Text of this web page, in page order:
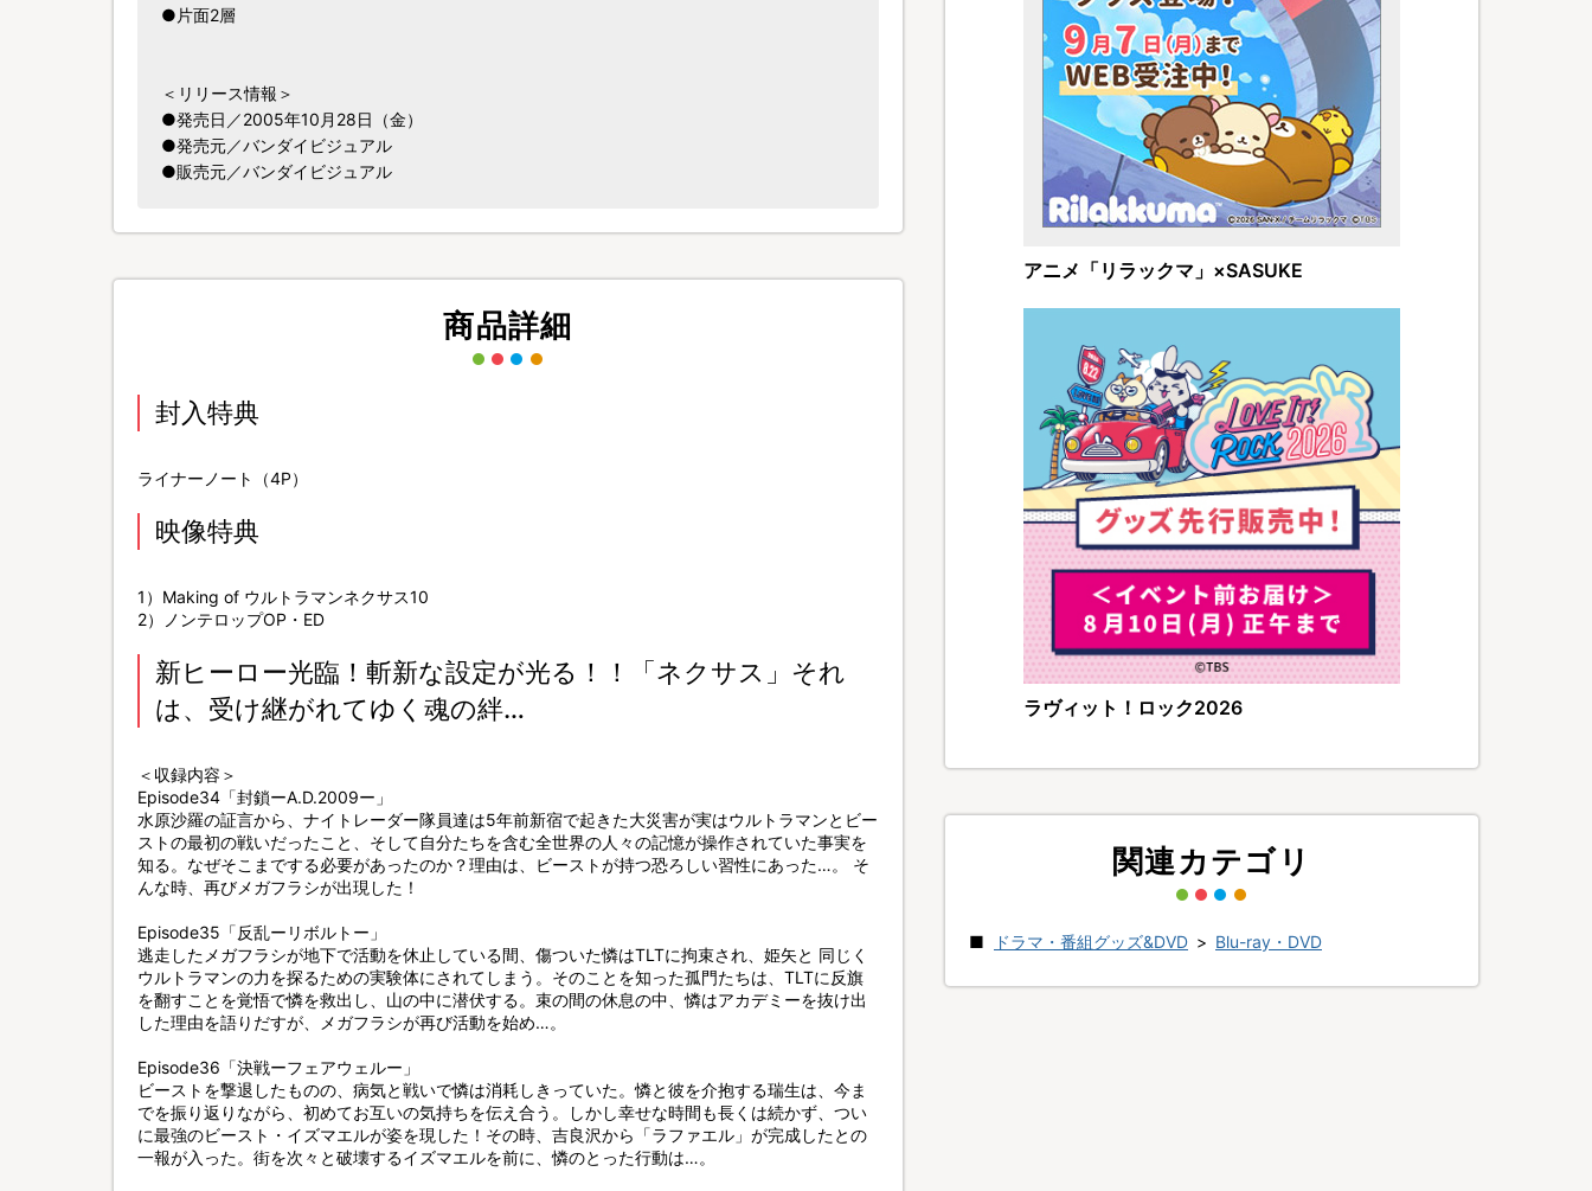
●片面2層
＜リリース情報＞
●発売日／2005年10月28日（金）
●発売元／バンダイビジュアル
●販売元／バンダイビジュアル
商品詳細
封入特典
ライナーノート（4P）
映像特典
1）Making of ウルトラマンネクサス10
2）ノンテロップOP・ED
新ヒーロー光臨！斬新な設定が光る！！「ネクサス」それ
は、受け継がれてゆく魂の絆…
＜収録内容＞
Episode34「封鎖ーA.D.2009ー」
水原沙羅の証言から、ナイトレーダー隊員達は5年前新宿で起きた大災害が実はウルトラマンとビー
ストの最初の戦いだったこと、そして自分たちを含む全世界の人々の記憶が操作されていた事実を
知る。なぜそこまでする必要があったのか？理由は、ビーストが持つ恐ろしい習性にあった…。 そ
んな時、再びメガフラシが出現した！
Episode35「反乱ーリボルトー」
逃走したメガフラシが地下で活動を休止している間、傷ついた憐はTLTに拘束され、姫矢と 同じく
ウルトラマンの力を探るための実験体にされてしまう。そのことを知った孤門たちは、TLTに反旗
を翻すことを覚悟で憐を救出し、山の中に潜伏する。束の間の休息の中、憐はアカデミーを抜け出
した理由を語りだすが、メガフラシが再び活動を始め…。
Episode36「決戦ーフェアウェルー」
ビーストを撃退したものの、病気と戦いで憐は消耗しきっていた。憐と彼を介抱する瑞生は、今ま
でを振り返りながら、初めてお互いの気持ちを伝え合う。しかし幸せな時間も長くは続かず、つい
に最強のビースト・イズマエルが姿を現した！その時、吉良沢から「ラファエル」が完成したとの
一報が入った。街を次々と破壊するイズマエルを前に、憐のとった行動は…。
アニメ「リラックマ」×SASUKE
ラヴィット！ロック2026
関連カテゴリ
ドラマ・番組グッズ&DVD > Blu-ray・DVD